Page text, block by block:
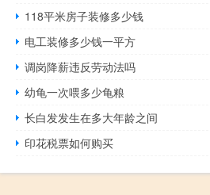
118平米房子装修多少钱
电工装修多少钱一平方
调岗降薪违反劳动法吗
幼龟一次喂多少龟粮
长白发发生在多大年龄之间
印花税票如何购买